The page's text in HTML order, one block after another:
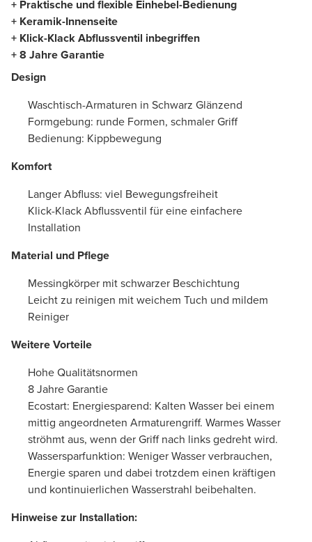
+ Praktische und flexible Einhebel-Bedienung
+ Keramik-Innenseite
+ Klick-Klack Abflussventil inbegriffen
+ 8 Jahre Garantie
Design
Waschtisch-Armaturen in Schwarz Glänzend
Formgebung: runde Formen, schmaler Griff
Bedienung: Kippbewegung
Komfort
Langer Abfluss: viel Bewegungsfreiheit
Klick-Klack Abflussventil für eine einfachere
Installation
Material und Pflege
Messingkörper mit schwarzer Beschichtung
Leicht zu reinigen mit weichem Tuch und mildem
Reiniger
Weitere Vorteile
Hohe Qualitätsnormen
8 Jahre Garantie
Ecostart: Energiesparend: Kalten Wasser bei einem
mittig angeordneten Armaturengriff. Warmes Wasser
ströhmt aus, wenn der Griff nach links gedreht wird.
Wassersparfunktion: Weniger Wasser verbrauchen,
Energie sparen und dabei trotzdem einen kräftigen
und kontinuierlichen Wasserstrahl beibehalten.
Hinweise zur Installation: